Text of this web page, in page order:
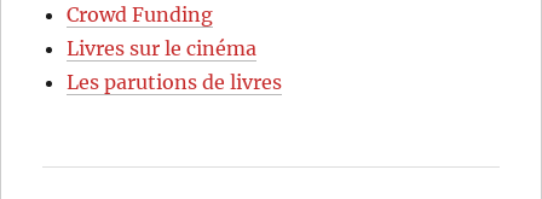
Crowd Funding
Livres sur le cinéma
Les parutions de livres